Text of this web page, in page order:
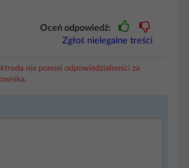
Oceń odpowiedź:
Zgłoś nielegalne treści
nie ponosi odpowiedzialności za